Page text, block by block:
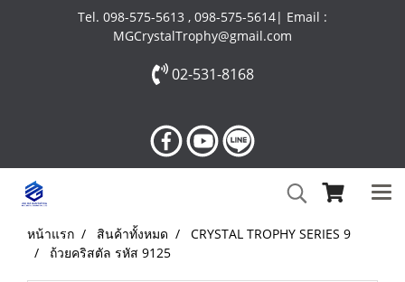
Tel. 098-575-5613 , 098-575-5614| Email :
MGCrystalTrophy@gmail.com
02-531-8168
หน้าแรก สินค้าทั้งหมด
CRYSTAL TROPHY SERIES 9
ถ้วยคริสตัล รหัส 9125